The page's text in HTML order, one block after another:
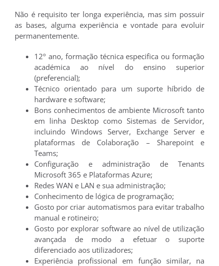
Não é requisito ter longa experiência, mas sim possuir
as bases, alguma experiência e vontade para evoluir
permanentemente.
12º ano, formação técnica especifica ou formação
académica ao nível do ensino superior
(preferencial);
Técnico orientado para um suporte híbrido de
hardware e software;
Bons conhecimentos de ambiente Microsoft tanto
em linha Desktop como Sistemas de Servidor,
incluindo Windows Server, Exchange Server e
plataformas de Colaboração – Sharepoint e
Teams;
Configuração e administração de Tenants
Microsoft 365 e Plataformas Azure;
Redes WAN e LAN e sua administração;
Conhecimento de lógica de programação;
Gosto por criar automatismos para evitar trabalho
manual e rotineiro;
Gosto por explorar software ao nível de utilização
avançada de modo a efetuar o suporte
diferenciado aos utilizadores;
Experiência profissional em função similar, na